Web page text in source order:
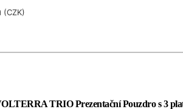
(CZK)
TRIO Prezentační Pouzdro s 3